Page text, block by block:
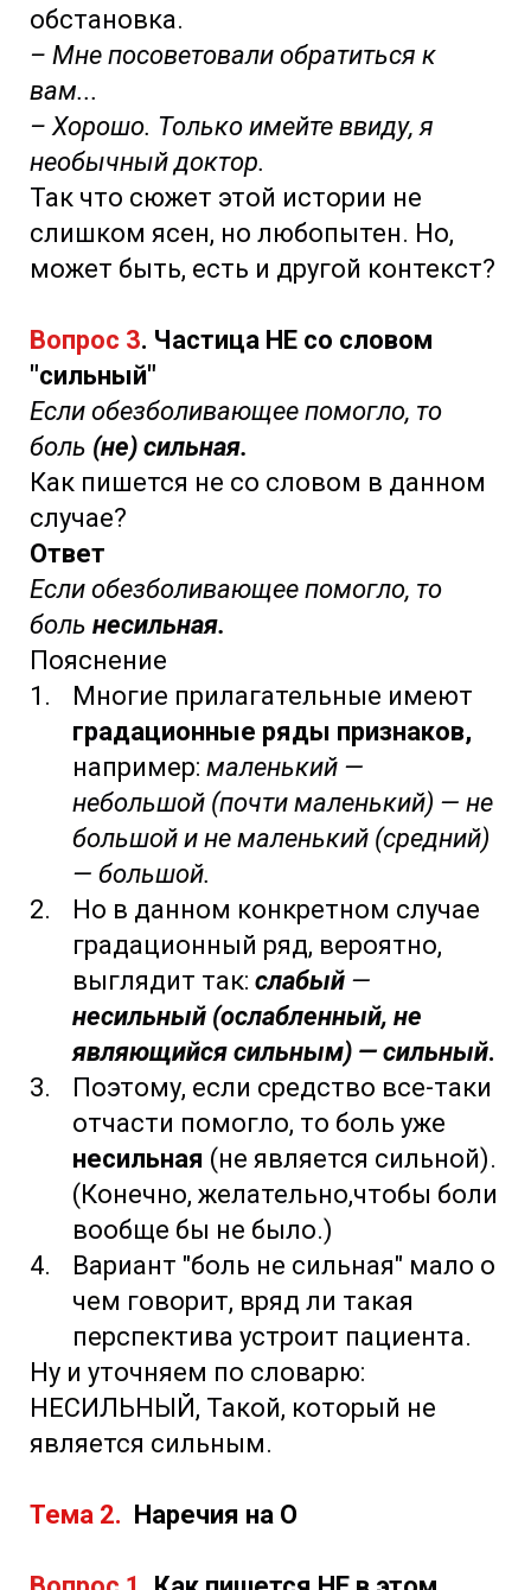
обстановка.
– Мне посоветовали обратиться к
вам...
– Хорошо. Только имейте ввиду, я
необычный доктор.
Так что сюжет этой истории не
слишком ясен, но любопытен. Но,
может быть, есть и другой контекст?
Вопрос 3. Частица НЕ со словом
"сильный"
Если обезболивающее помогло, то
боль (не) сильная.
Как пишется не со словом в данном
случае?
Ответ
Если обезболивающее помогло, то
боль несильная.
Пояснение
Многие прилагательные имеют
градационные ряды признаков,
например: маленький —
небольшой (почти маленький) — не
большой и не маленький (средний)
— большой.
Но в данном конкретном случае
градационный ряд, вероятно,
выглядит так: слабый —
несильный (ослабленный, не
являющийся сильным) — сильный.
Поэтому, если средство все-таки
отчасти помогло, то боль уже
несильная (не является сильной).
(Конечно, желательно,чтобы боли
вообще бы не было.)
Вариант "боль не сильная" мало о
чем говорит, вряд ли такая
перспектива устроит пациента.
Ну и уточняем по словарю:
НЕСИЛЬНЫЙ, Такой, который не
является сильным.
Тема 2. Наречия на О